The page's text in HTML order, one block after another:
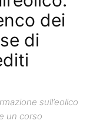
dei
di
sull’eolico
un corso